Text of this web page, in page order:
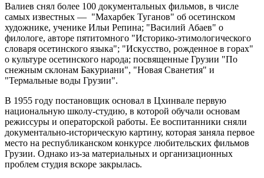
Валиев снял более 100 документальных фильмов, в числе
самых известных — "Махарбек Туганов" об осетинском
художнике, ученике Ильи Репина; "Василий Абаев" о
филологе, авторе пятитомного "Историко-этимологического
словаря осетинского языка"; "Искусство, рожденное в горах"
о культуре осетинского народа; посвященные Грузии "По
снежным склонам Бакуриани", "Новая Сванетия" и
"Термальные воды Грузии".
В 1955 году постановщик основал в Цхинвале первую
национальную школу-студию, в которой обучали основам
режиссуры и операторской работы. Ее воспитанники сняли
документально-историческую картину, которая заняла первое
место на республиканском конкурсе любительских фильмов
Грузии. Однако из-за материальных и организационных
проблем студия вскоре закрылась.